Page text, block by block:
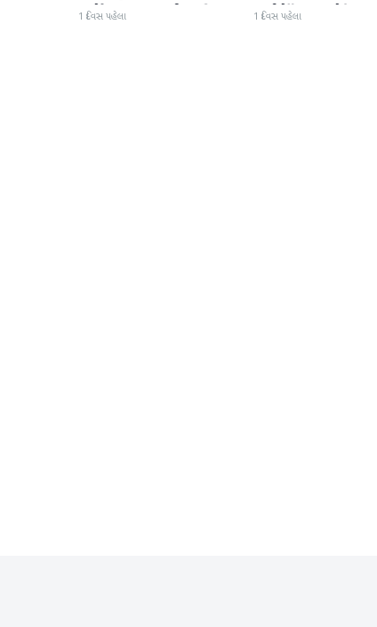
બપોરે 2 વાગ્યા સુધી સ્થગિત
1 દિવસ પહેલા
હાઈકોર્ટે ટ્રાયલ કોર્ટના
1 દિવસ પહેલા